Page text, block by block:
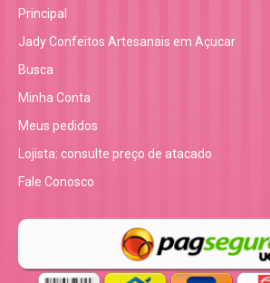
Principal
Jady Confeitos Artesanais em Açucar
Busca
Minha Conta
Meus pedidos
Lojista: consulte preço de atacado
Fale Conosco